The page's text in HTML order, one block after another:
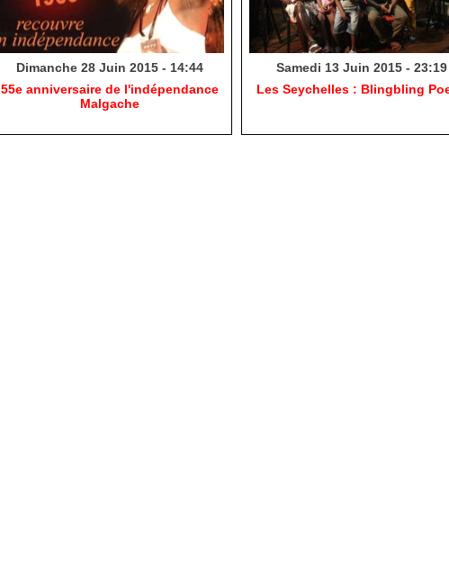
Dimanche 28 Juin 2015 - 14:44
55e anniversaire de l'indépendance
Malgache
Samedi 13 Juin 2015 - 23:19
Les Seychelles : Blingbling